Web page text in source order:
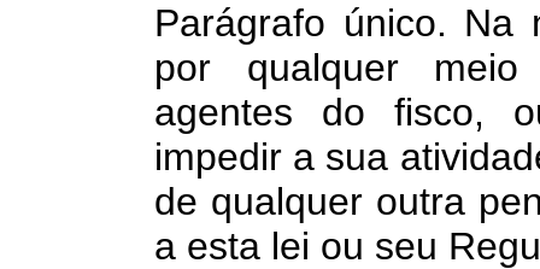
Parágrafo único. Na
por qualquer
agentes do fisco,
impedir a sua
de qualquer outra
a esta lei ou seu